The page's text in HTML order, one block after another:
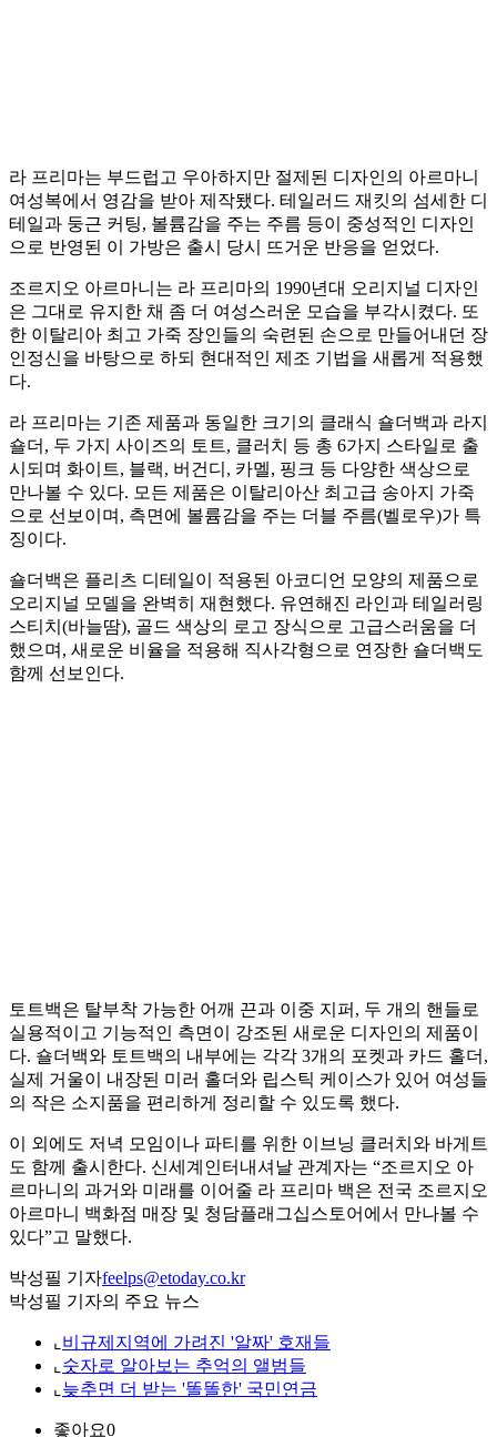
라 프리마는 부드럽고 우아하지만 절제된 디자인의 아르마니
여성복에서 영감을 받아 제작됐다. 테일러드 재킷의 섬세한 디
테일과 둥근 커팅, 볼륨감을 주는 주름 등이 중성적인 디자인
으로 반영된 이 가방은 출시 당시 뜨거운 반응을 얻었다.
조르지오 아르마니는 라 프리마의 1990년대 오리지널 디자인
은 그대로 유지한 채 좀 더 여성스러운 모습을 부각시켰다. 또
한 이탈리아 최고 가죽 장인들의 숙련된 손으로 만들어내던 장
인정신을 바탕으로 하되 현대적인 제조 기법을 새롭게 적용했
다.
라 프리마는 기존 제품과 동일한 크기의 클래식 숄더백과 라지
숄더, 두 가지 사이즈의 토트, 클러치 등 총 6가지 스타일로 출
시되며 화이트, 블랙, 버건디, 카멜, 핑크 등 다양한 색상으로
만나볼 수 있다. 모든 제품은 이탈리아산 최고급 송아지 가죽
으로 선보이며, 측면에 볼륨감을 주는 더블 주름(벨로우)가 특
징이다.
숄더백은 플리츠 디테일이 적용된 아코디언 모양의 제품으로
오리지널 모델을 완벽히 재현했다. 유연해진 라인과 테일러링
스티치(바늘땀), 골드 색상의 로고 장식으로 고급스러움을 더
했으며, 새로운 비율을 적용해 직사각형으로 연장한 숄더백도
함께 선보인다.
토트백은 탈부착 가능한 어깨 끈과 이중 지퍼, 두 개의 핸들로
실용적이고 기능적인 측면이 강조된 새로운 디자인의 제품이
다. 숄더백와 토트백의 내부에는 각각 3개의 포켓과 카드 홀더,
실제 거울이 내장된 미러 홀더와 립스틱 케이스가 있어 여성들
의 작은 소지품을 편리하게 정리할 수 있도록 했다.
이 외에도 저녁 모임이나 파티를 위한 이브닝 클러치와 바게트
도 함께 출시한다. 신세계인터내셔날 관계자는 “조르지오 아
르마니의 과거와 미래를 이어줄 라 프리마 백은 전국 조르지오
아르마니 백화점 매장 및 청담플래그십스토어에서 만나볼 수
있다”고 말했다.
박성필 기자feelps@etoday.co.kr
박성필 기자의 주요 뉴스
⌞ 비규제지역에 가려진 '알짜' 호재들
⌞ 숫자로 알아보는 추억의 앨범들
⌞ 늦추면 더 받는 '똘똘한' 국민연금
좋아요0